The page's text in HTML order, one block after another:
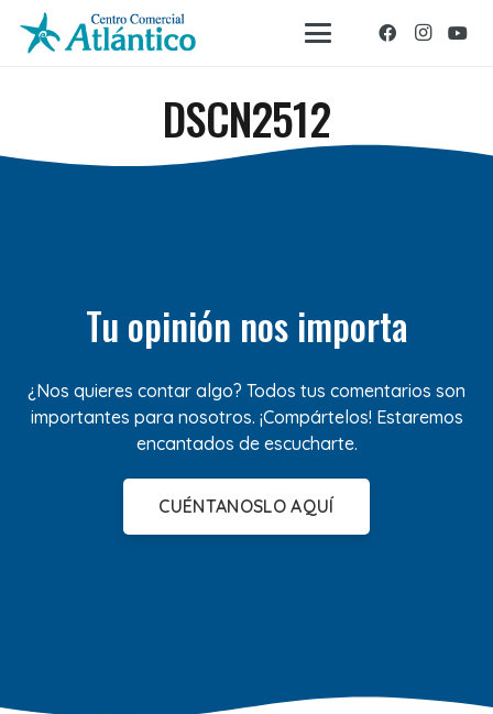
DSCN2512
Tu opinión nos importa
¿Nos quieres contar algo? Todos tus comentarios son
importantes para nosotros. ¡Compártelos! Estaremos
encantados de escucharte.
CUÉNTANOSLO AQUÍ